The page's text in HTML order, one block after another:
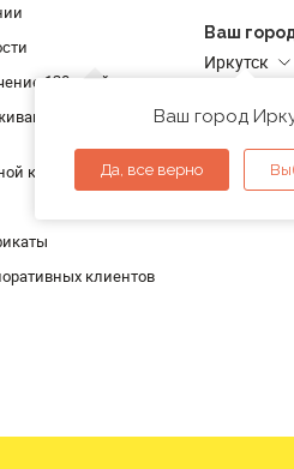
120 дней
и проверка
комнаты
клиентов
Ваш
Иркутск
Ваш город
Да, все верно